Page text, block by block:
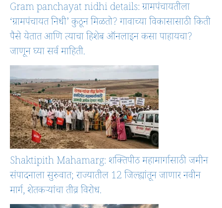
Gram panchayat nidhi details: ग्रामपंचायतीला
‘ग्रामपंचायत निधी’ कुठून मिळतो? गावाच्या विकासासाठी किती
पैसे येतात आणि त्याचा हिशेब ऑनलाइन कसा पाहायचा?
जाणून घ्या सर्व माहिती.
Shaktipith Mahamarg: शक्तिपीठ महामार्गासाठी जमीन
संपादनाला सुरुवात; राज्यातील 12 जिल्ह्यांतून जाणार नवीन
मार्ग, शेतकऱ्यांचा तीव्र विरोध.